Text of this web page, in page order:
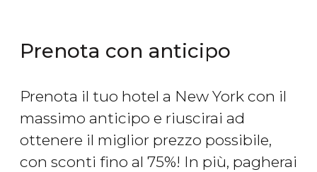
Prenota con anticipo
Prenota il tuo hotel a New York con il
massimo anticipo e riuscirai ad
ottenere il miglior prezzo possibile,
con sconti fino al 75%! In più, pagherai